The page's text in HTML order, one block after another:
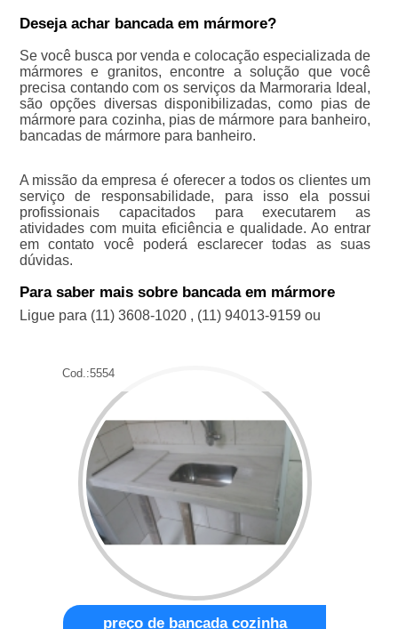
Deseja achar bancada em mármore?
Se você busca por venda e colocação especializada de
mármores e granitos, encontre a solução que você
precisa contando com os serviços da Marmoraria Ideal,
são opções diversas disponibilizadas, como pias de
mármore para cozinha, pias de mármore para banheiro,
bancadas de mármore para banheiro.
A missão da empresa é oferecer a todos os clientes um
serviço de responsabilidade, para isso ela possui
profissionais capacitados para executarem as
atividades com muita eficiência e qualidade. Ao entrar
em contato você poderá esclarecer todas as suas
dúvidas.
Para saber mais sobre bancada em mármore
Ligue para (11) 3608-1020, (11) 94013-9159 ou
Cod.:5554
preço de bancada cozinha